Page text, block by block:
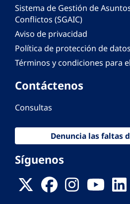
Sistema de Gestión de
Conflictos (SGAIC)
Aviso de privacidad
Política de protección de
Términos y condiciones para
Contáctenos
Consultas
Denuncia las faltas
Síguenos